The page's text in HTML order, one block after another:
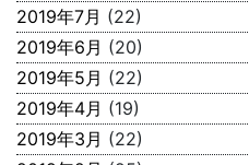
2019年7月 (22)
2019年6月 (20)
2019年5月 (22)
2019年4月 (19)
2019年3月 (22)